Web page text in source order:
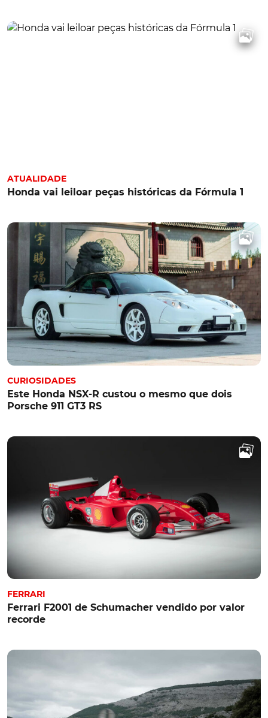
ATUALIDADE
Honda vai leiloar peças históricas da Fórmula 1
CURIOSIDADES
Este Honda NSX-R custou o mesmo que dois
Porsche 911 GT3 RS
FERRARI
Ferrari F2001 de Schumacher vendido por valor
recorde